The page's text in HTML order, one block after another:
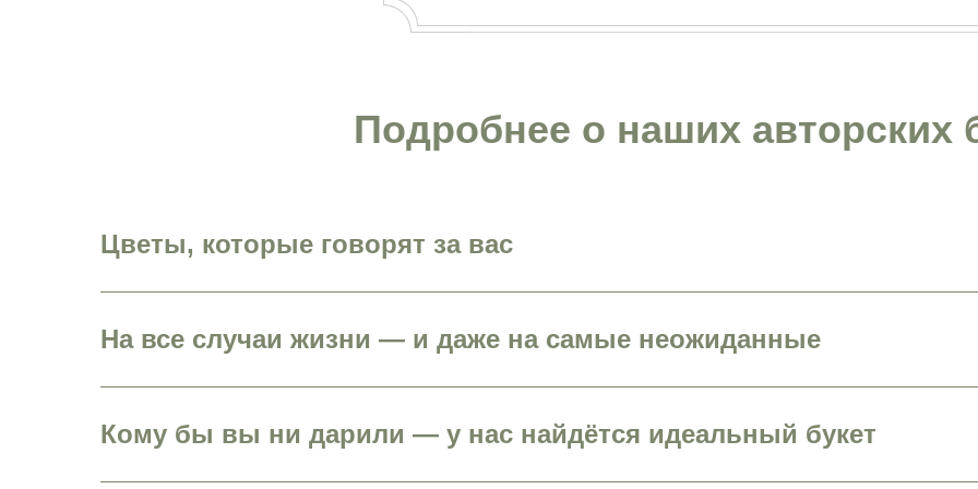
Подробнее о наших авторских
Цветы, которые говорят за вас
На все случаи жизни — и даже на самые неожиданные
Кому бы вы ни дарили — у нас найдётся идеальный букет